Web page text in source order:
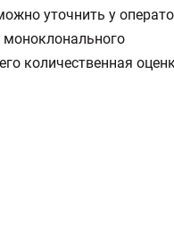
уточнить у
моноклонального
количественная